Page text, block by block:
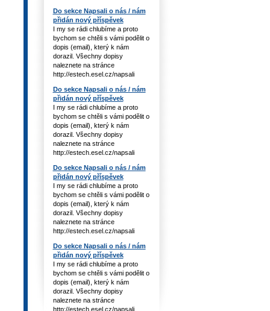
Do sekce Napsali o nás / nám
přidán nový příspěvek
I my se rádi chlubíme a proto
bychom se chtěli s vámi podělit o
dopis (email), který k nám
dorazil. Všechny dopisy
naleznete na stránce
http://estech.esel.cz/napsali
Do sekce Napsali o nás / nám
přidán nový příspěvek
I my se rádi chlubíme a proto
bychom se chtěli s vámi podělit o
dopis (email), který k nám
dorazil. Všechny dopisy
naleznete na stránce
http://estech.esel.cz/napsali
Do sekce Napsali o nás / nám
přidán nový příspěvek
I my se rádi chlubíme a proto
bychom se chtěli s vámi podělit o
dopis (email), který k nám
dorazil. Všechny dopisy
naleznete na stránce
http://estech.esel.cz/napsali
Do sekce Napsali o nás / nám
přidán nový příspěvek
I my se rádi chlubíme a proto
bychom se chtěli s vámi podělit o
dopis (email), který k nám
dorazil. Všechny dopisy
naleznete na stránce
http://estech.esel.cz/napsali